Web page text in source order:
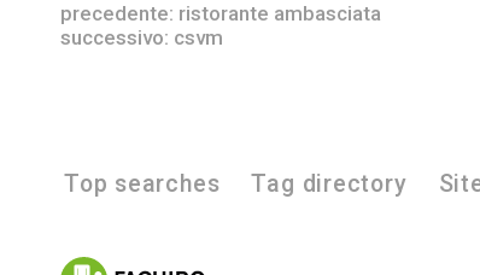
precedente: ristorante ambasciata
successivo: csvm
Top searches Tag directory